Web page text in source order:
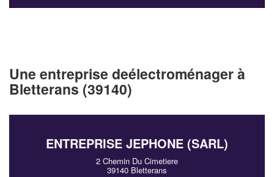
Une entreprise deélectroménager à
Bletterans (39140)
ENTREPRISE JEPHONE (SARL)
2 Chemin Du Cimetiere
39140 Bletterans